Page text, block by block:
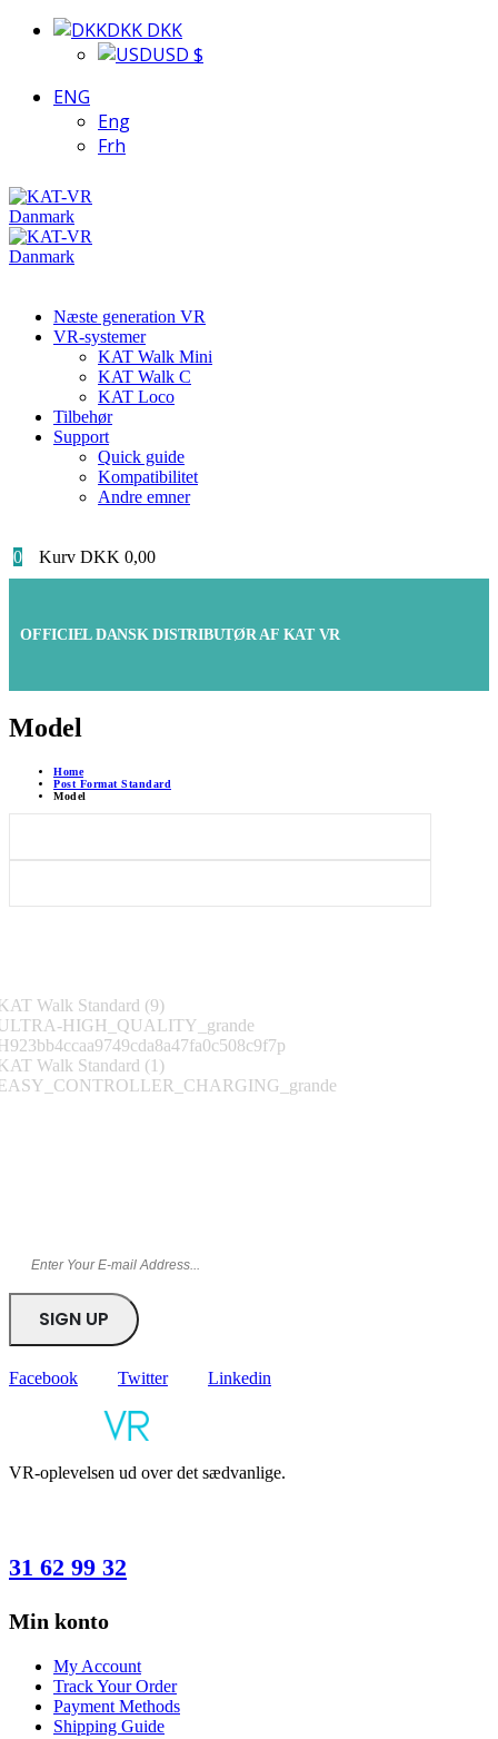
DKK DKK
USD $
ENG
Eng
Frh
Næste generation VR
VR-systemer
KAT Walk Mini
KAT Walk C
KAT Loco
Tilbehør
Support
Quick guide
Kompatibilitet
Andre emner
0 Kurv DKK 0,00
OFFICIEL DANSK DISTRIBUTØR AF KAT VR
Model
Home
Post Format Standard
Model
Facebook Twitter Linkedin
VR-oplevelsen ud over det sædvanlige.
31 62 99 32
Min konto
My Account
Track Your Order
Payment Methods
Shipping Guide